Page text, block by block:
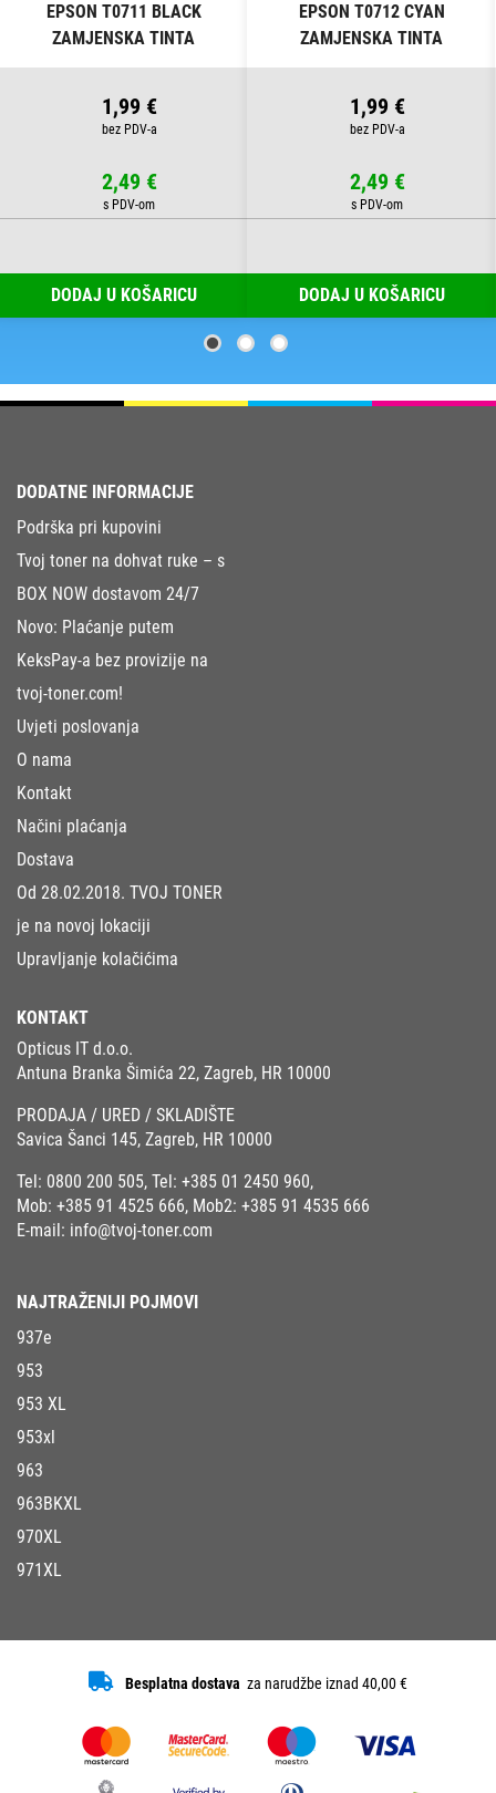
EPSON T0711 BLACK
ZAMJENSKA TINTA
1,99 €
2,49 €
DODAJ U KOŠARICU
EPSON T0712 CYAN
ZAMJENSKA TINTA
1,99 €
2,49 €
DODAJ U KOŠARICU
DODATNE INFORMACIJE
Podrška pri kupovini
Tvoj toner na dohvat ruke – s
BOX NOW dostavom 24/7
Novo: Plaćanje putem
KeksPay-a bez provizije na
tvoj-toner.com!
Uvjeti poslovanja
O nama
Kontakt
Načini plaćanja
Dostava
Od 28.02.2018. TVOJ TONER
je na novoj lokaciji
Upravljanje kolačićima
KONTAKT
Opticus IT d.o.o.
Antuna Branka Šimića 22, Zagreb, HR 10000
PRODAJA / URED / SKLADIŠTE
Savica Šanci 145, Zagreb, HR 10000
Tel: 0800 200 505, Tel: +385 01 2450 960,
Mob: +385 91 4525 666, Mob2: +385 91 4535 666
E-mail: info@tvoj-toner.com
NAJTRAŽENIJI POJMOVI
937e
953
953 XL
953xl
963
963BKXL
970XL
971XL
Besplatna dostava za narudžbe iznad 40,00 €